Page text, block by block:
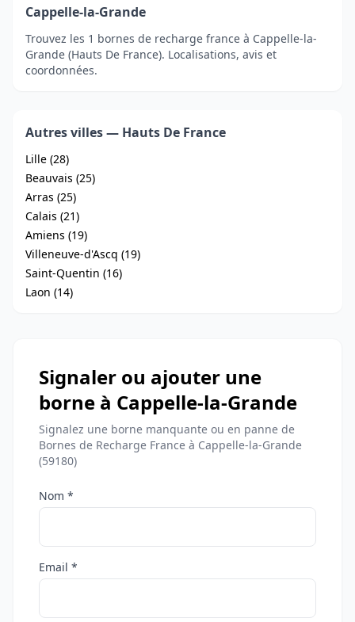
Cappelle-la-Grande
Trouvez les 1 bornes de recharge france à Cappelle-la-
Grande (Hauts De France). Localisations, avis et
coordonnées.
Autres villes — Hauts De France
Lille (28)
Beauvais (25)
Arras (25)
Calais (21)
Amiens (19)
Villeneuve-d'Ascq (19)
Saint-Quentin (16)
Laon (14)
Signaler ou ajouter une
borne à Cappelle-la-Grande
Signalez une borne manquante ou en panne de
Bornes de Recharge France à Cappelle-la-Grande
(59180)
Nom *
Email *